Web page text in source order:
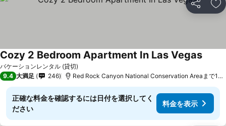
シェア お
バケーションレンタル (貸切)
Cozy 2 Bedroom Apartment In Las Vegas
9.4 大満足 246 Red Rock Canyon National Conservation Areaまで18.2 km
正確な料金を確認するには日付を選択してく
ださい
料金を表示